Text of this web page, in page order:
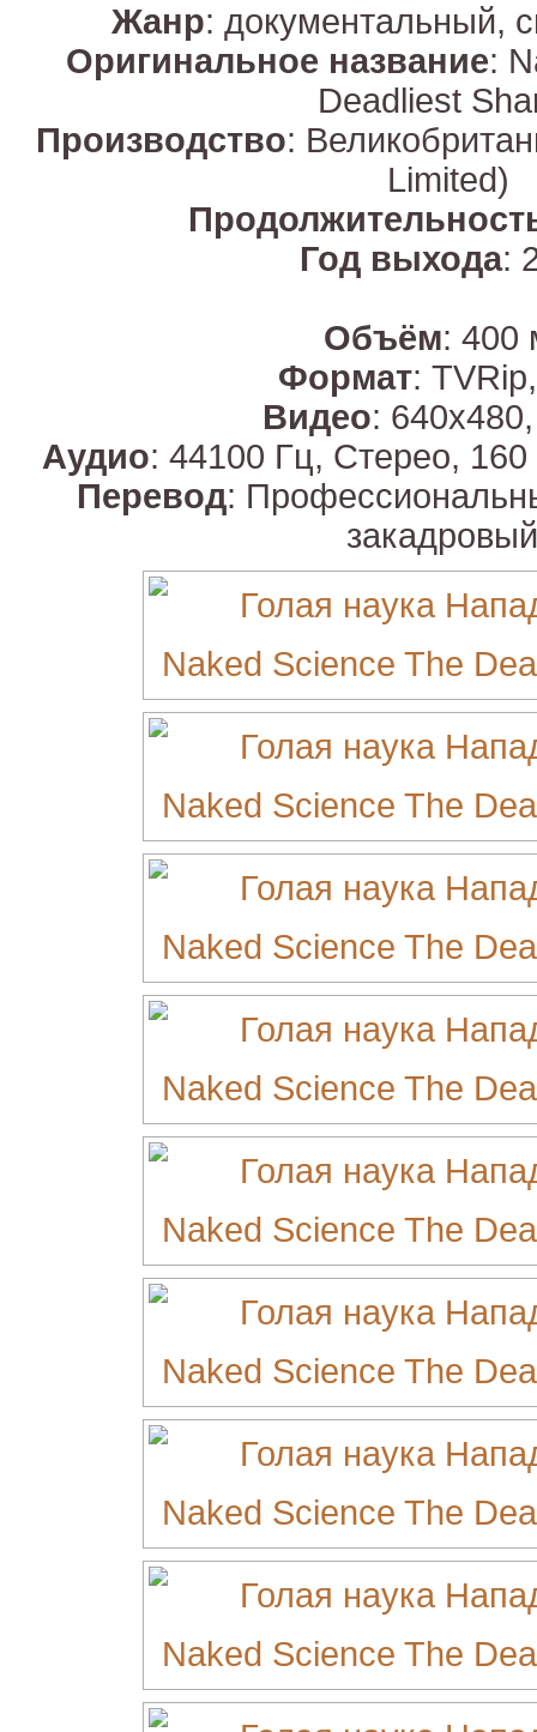
Жанр: документальный,
Оригинальное название:
Deadliest
Производство:
Limited)
Год выхода:
Объём: 400
Формат:
Видео:
Аудио: 44100 Гц, Стерео, 160
Перевод: